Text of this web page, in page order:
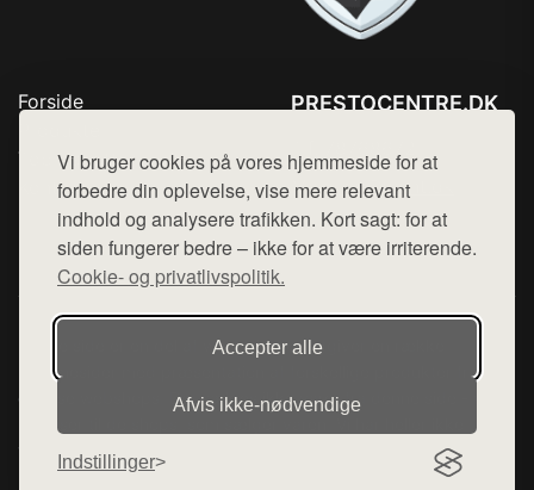
Vi bruger cookies på vores hjemmeside for at
forbedre din oplevelse, vise mere relevant
indhold og analysere trafikken. Kort sagt: for at
siden fungerer bedre – ikke for at være irriterende.
Cookie- og privatlivspolitik.
Accepter alle
Afvis ikke‑nødvendige
Indstillinger
Forside
Top Rabatter
Kontakt
PRESTOCENTRE.DK
Mail: hej@want.dk
Cookie- og privatlivspolitik
Denne side er en del af want.dk, der udgiver en række
hjemmesider med præsentation af forskellige produkter fra
diverse webshops. Der sælges ikke varer fra denne side - vi
henviser til de shops, som sælger varen. Vi har heller ikke
varerne på lager.